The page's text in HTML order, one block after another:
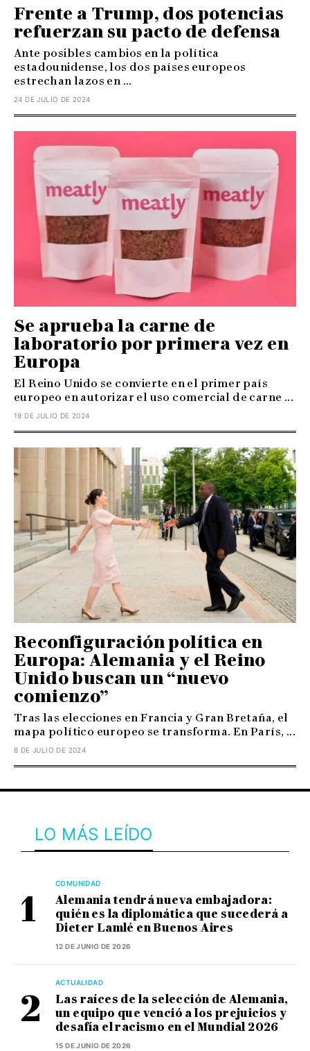
Frente a Trump, dos potencias
refuerzan su pacto de defensa
Ante posibles cambios en la política
estadounidense, los dos países europeos
estrechan lazos en ...
24 DE JULIO DE 2024
Se aprueba la carne de
laboratorio por primera vez en
Europa
El Reino Unido se convierte en el primer país
europeo en autorizar el uso comercial de carne ...
19 DE JULIO DE 2024
Reconfiguración política en
Europa: Alemania y el Reino
Unido buscan un “nuevo
comienzo”
Tras las elecciones en Francia y Gran Bretaña, el
mapa político europeo se transforma. En París, ...
8 DE JULIO DE 2024
LO MÁS LEÍDO
COMUNIDAD
Alemania tendrá nueva embajadora:
quién es la diplomática que sucederá a
Dieter Lamlé en Buenos Aires
12 DE JUNIO DE 2026
ACTUALIDAD
Las raíces de la selección de Alemania,
un equipo que venció a los prejuicios y
desafía el racismo en el Mundial 2026
15 DE JUNIO DE 2026